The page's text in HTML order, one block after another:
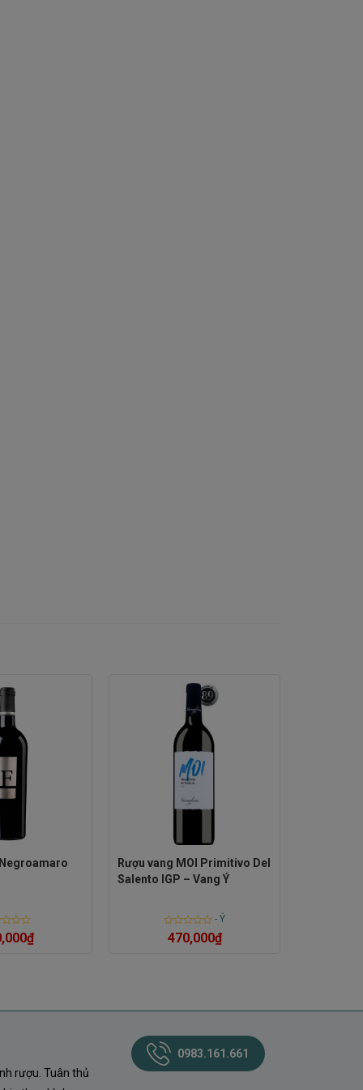
₫
Rượu vang MOI Primitivo Del
Salento IGP – Vang Ý
Rated
-Ý
470,000₫
rượu. Tuân thủ
0983.161.661